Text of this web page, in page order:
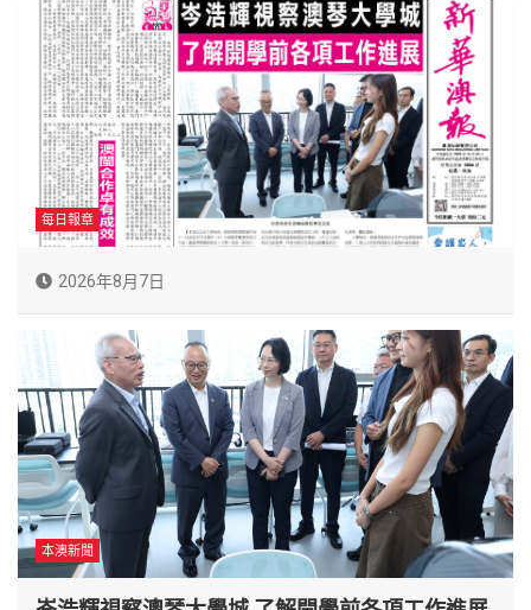
每日報章
2026年8月7日
本澳新聞